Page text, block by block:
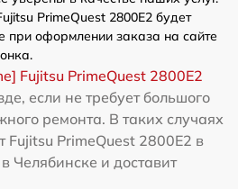
PrimeQuest 2800E2 будет
при оформлении заказа на сайте
Fujitsu PrimeQuest 2800E2
если не требует большого
ремонта. В таких случаях
Fujitsu PrimeQuest 2800E2 в
Челябинске и доставит